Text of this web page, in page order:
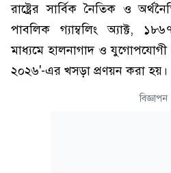
রাষ্ট্রের সার্বিক নৈতিক ও
পাবলিক গ্যাম্বলিং অ্যাক্ট,
মাধ্যমে হালনাগাদ ও
২০২৬'-এর খসড়া প্রণয়ন করা হয়।
বিজ্ঞাপন